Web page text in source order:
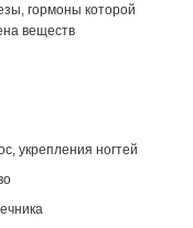
гормоны которой
веществ
укрепления ногтей